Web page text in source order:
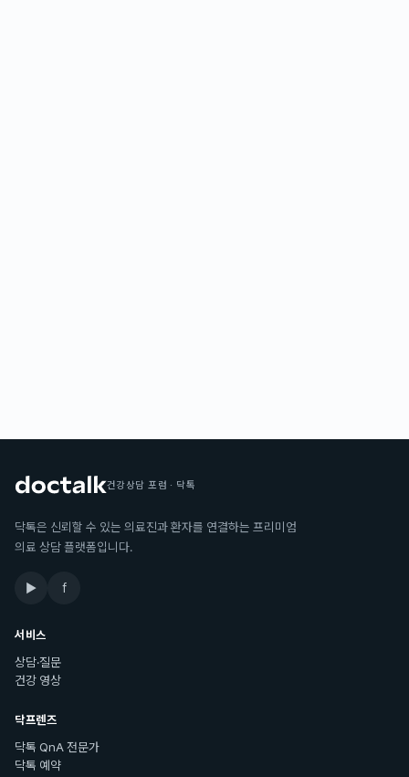
건강상담 포럼 · 닥톡
닥톡은 신뢰할 수 있는 의료진과 환자를 연결하는 프리미엄
의료 상담 플랫폼입니다.
▶ f
서비스
상담·질문
건강 영상
닥프렌즈
닥톡 QnA 전문가
닥톡 예약